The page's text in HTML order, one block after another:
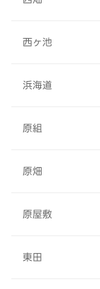
西ヶ池
浜海道
原組
原畑
原屋敷
東田